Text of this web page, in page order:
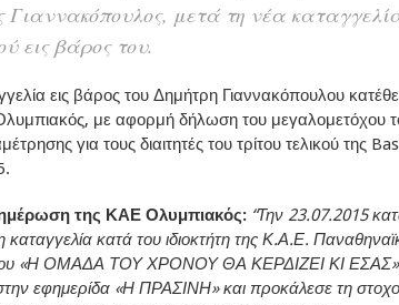
Γιαννακόπουλος, μετά τη νέα
εις βάρος του.
εις βάρος του Δημήτρη Γιαννακόπουλου
με αφορμή δήλωση του μεγαλομετόχου
για τους διαιτητές του τρίτου τελικού της
της ΚΑΕ Ολυμπιακός: “Την 23.07.2015
κατά του ιδιοκτήτη της Κ.Α.Ε.
«Η ΟΜΑΔΑ ΤΟΥ ΧΡΟΝΟΥ ΘΑ ΚΕΡΔΙΖΕΙ ΚΙ ΕΣΑΣ»,
εφημερίδα «Η ΠΡΑΣΙΝΗ» και προκάλεσε τη